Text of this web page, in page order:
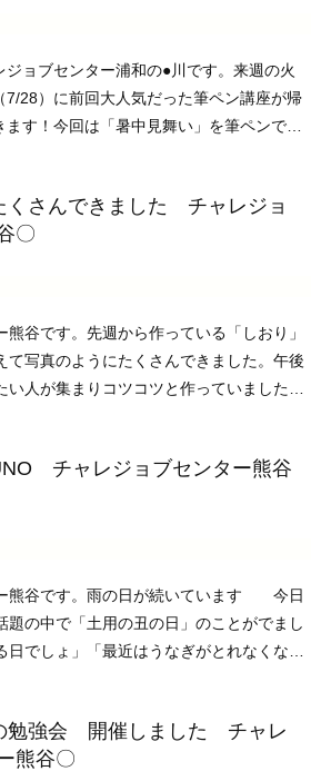
ジョブセンター浦和の●川です。来週の火
7/28）に前回大人気だった筆ペン講座が帰
ます！今回は「暑中見舞い」を筆ペンで楽
せポスターをメンバーのSさんがかわいく
くださ ...
くさんできました チャレジョ
〇
谷です。先週から作っている「しおり」
て写真のようにたくさんできました。午後
人が集まりコツコツと作っていました。
おりがあると勉強や読書も気 ...
チャレジョブセンター熊谷
熊谷です。雨の日が続いています 今日
題の中で「土用の丑の日」のことがでまし
日でしょ」「最近はうなぎがとれなくなっ
の時期に栄養を付けて夏を乗 ...
勉強会 開催しました チャレ
熊谷〇